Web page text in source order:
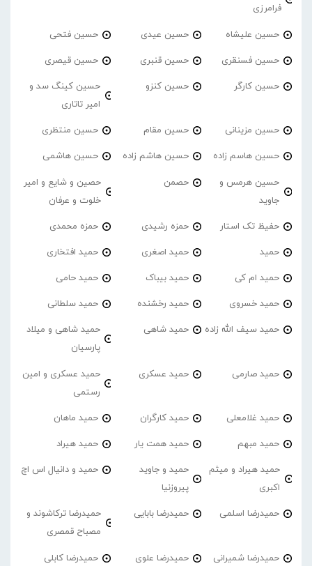
فرامرزی
حسین علیشاه حسین عیدی حسین فتحی
حسین فسنقری حسین قنبری حسین قیصری
حسین کارگر حسین کنزو
حسین کینگ سد و
امیر تاتاری
حسین مزینانی حسین مقام حسین منتظری
حسین هاسم زاده حسین هاشم زاده حسین هاشمی
حسین هرمس و
جاوید
حصمن
حصین و شایع و امیر
خلوت و عرفان
حفیظ تک استار حمزه رشیدی حمزه محمدی
حمید حمید اصغری حمید افتخاری
حمید ام کی حمید بیباک حمید حامی
حمید خسروی حمید رخشنده حمید سلطانی
حمید سیف الله زاده حمید شاهی
حمید شاهی و میلاد
پارسیان
حمید صارمی حمید عسکری
حمید عسکری و امین
رستمی
حمید غلامعلی حمید کارگران حمید ماهان
حمید مبهم حمید همت یار حمید هیراد
حمید هیراد و میثم
اکبری
حمید و جاوید
پیروزنیا
حمید و دانیال اس اچ
حمیدرضا اسلمی حمیدرضا بابایی
حمیدرضا ترکاشوند و
مصباح قمصری
حمیدرضا شمیرانی حمیدرضا علوی حمیدرضا کابلی